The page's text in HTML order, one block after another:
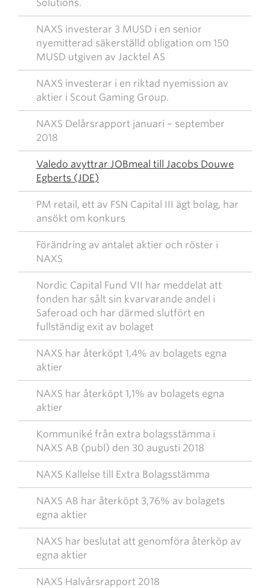
Solutions.
NAXS investerar 3 MUSD i en senior
nyemitterad säkerställd obligation om 150
MUSD utgiven av Jacktel AS
NAXS investerar i en riktad nyemission av
aktier i Scout Gaming Group.
NAXS Delårsrapport januari – september
2018
Valedo avyttrar JOBmeal till Jacobs Douwe
Egberts (JDE)
PM retail, ett av FSN Capital III ägt bolag, har
ansökt om konkurs
Förändring av antalet aktier och röster i
NAXS
Nordic Capital Fund VII har meddelat att
fonden har sålt sin kvarvarande andel i
Saferoad och har därmed slutfört en
fullständig exit av bolaget
NAXS har återköpt 1,4% av bolagets egna
aktier
NAXS har återköpt 1,1% av bolagets egna
aktier
Kommuniké från extra bolagsstämma i
NAXS AB (publ) den 30 augusti 2018
NAXS Kallelse till Extra Bolagsstämma
NAXS AB har återköpt 3,76% av bolagets
egna aktier
NAXS har beslutat att genomföra återköp av
egna aktier
NAXS Halvårsrapport 2018